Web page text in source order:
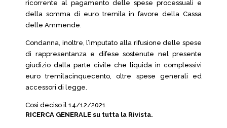
ricorrente al pagamento delle spese processuali e
della somma di euro tremila in favore della Cassa
delle Ammende.
Condanna, inoltre, l’imputato alla rifusione delle spese
di rappresentanza e difese sostenute nel presente
giudizio dalla parte civile che liquida in complessivi
euro tremilacinquecento, oltre spese generali ed
accessori di legge.
Così deciso il 14/12/2021
RICERCA GENERALE su tutta la Rivista.